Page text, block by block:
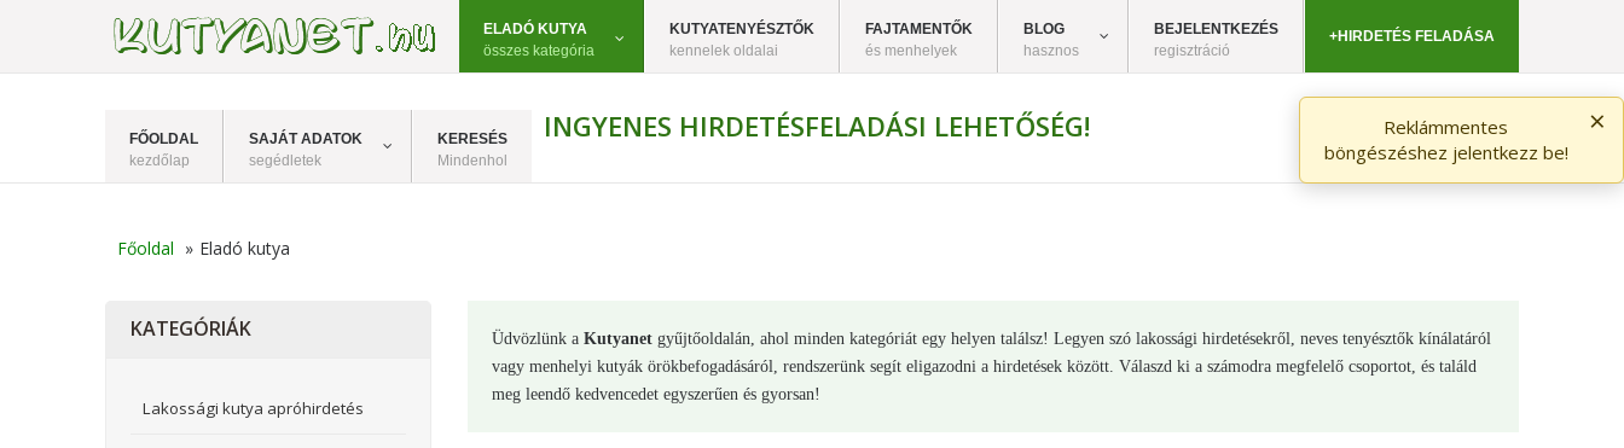
ELADÓ KUTYA
összes kategória
KUTYATENYÉSZTŐK
kennelek oldalai
FAJTAMENTŐK
és menhelyek
BLOG
hasznos
BEJELENTKEZÉS
regisztráció
+HIRDETÉS FELADÁSA
FŐOLDAL
kezdőlap
SAJÁT ADATOK
segédletek
KERESÉS
Mindenhol
INGYENES HIRDETÉSFELADÁSI LEHETŐSÉG!
Főoldal » Eladó kutya
Üdvözlünk a Kutyanet gyűjtőoldalán, ahol minden kategóriát egy helyen találsz! Legyen szó lakossági hirdetésekről, neves tenyésztők kínálatáról
vagy menhelyi kutyák örökbefogadásáról, rendszerünk segít eligazodni a hirdetések között. Válaszd ki a számodra megfelelő csoportot, és találd
meg leendő kedvencedet egyszerűen és gyorsan!
KATEGÓRIÁK
Lakossági kutya apróhirdetés
Reklámmentes
böngészéshez jelentkezz be!
×